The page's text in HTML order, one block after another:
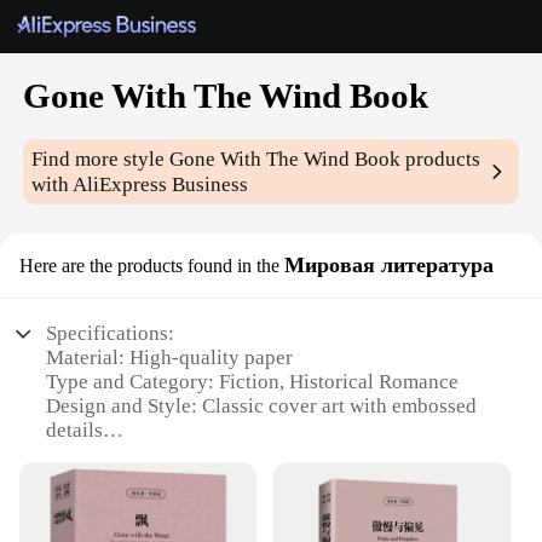
Gone With The Wind Book
Find more styleGone With The Wind Book products
with AliExpress Business
Here are the products found in the Мировая литература
Specifications:
Material: High-quality paper
Type and Category: Fiction, Historical Romance
Design and Style: Classic cover art with embossed
details
Performance and Property: Durable binding, easy-
to-read font
Quantity: Single volume set